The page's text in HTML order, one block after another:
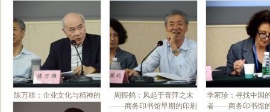
陈万雄：企业文化与精神的
现代意义——由商务印书馆
周振鹤：风起于青萍之末
——商务印书馆早期的印刷
季家珍：寻找中国
者——商务印书馆